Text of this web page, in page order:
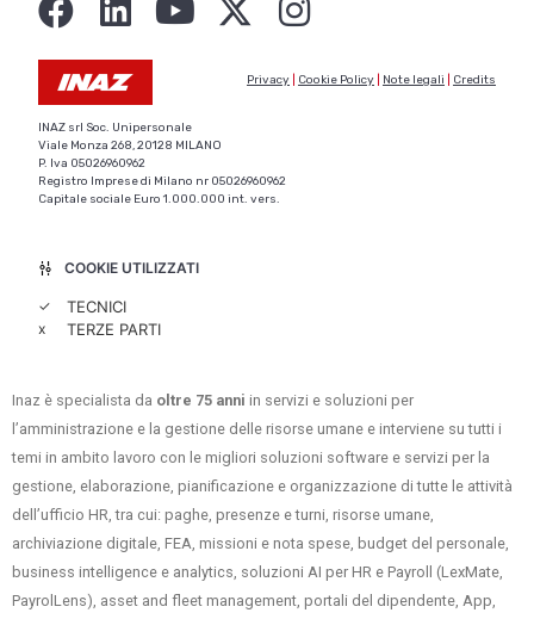
Privacy Cookie Policy Note legali Credits
INAZ srl Soc. Unipersonale
Viale Monza 268, 20128 MILANO
P. Iva 05026960962
Registro Imprese di Milano nr 05026960962
Capitale sociale Euro 1.000.000 int. vers.
COOKIE UTILIZZATI
✓ TECNICI
x TERZE PARTI
Inaz è specialista da oltre 75 anni in servizi e soluzioni per
l’amministrazione e la gestione delle risorse umane e interviene su tutti i
temi in ambito lavoro con le migliori soluzioni software e servizi per la
gestione, elaborazione, pianificazione e organizzazione di tutte le attività
dell’ufficio HR, tra cui: paghe, presenze e turni, risorse umane,
archiviazione digitale, FEA, missioni e nota spese, budget del personale,
business intelligence e analytics, soluzioni AI per HR e Payroll (LexMate,
PayrolLens), asset and fleet management, portali del dipendente, App,